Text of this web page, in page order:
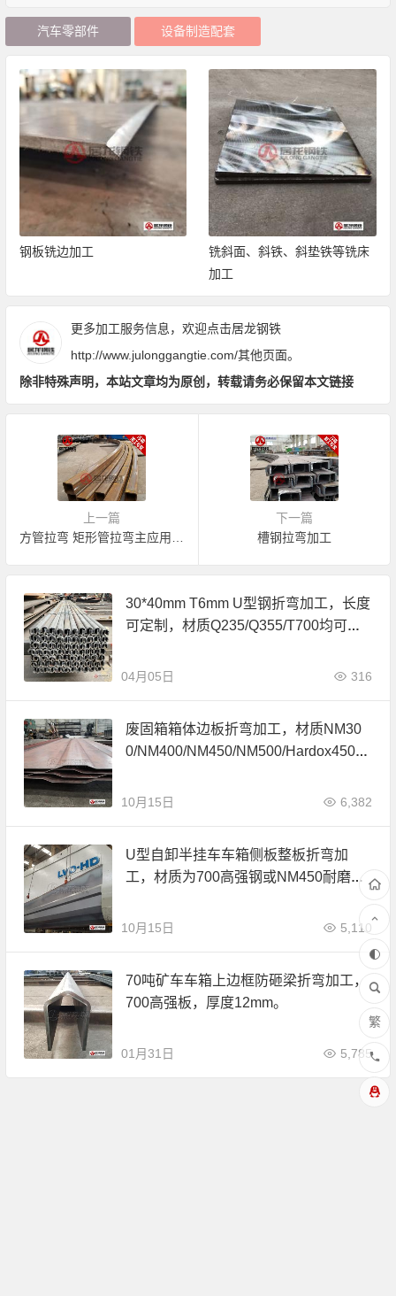
汽车零部件 设备制造配套
钢板铣边加工
铣斜面、斜铁、斜垫铁等铣床
加工
更多加工服务信息，欢迎点击居龙钢铁
http://www.julonggangtie.com/其他页面。
除非特殊声明，本站文章均为原创，转载请务必保留本文链接
上一篇
下一篇
槽钢拉弯加工
30*40mm T6mm U型钢折弯加工，长度
可定制，材质Q235/Q355/T700均可加
04月05日 316
废固箱箱体边板折弯加工，材质NM30
0/NM400/NM450/NM500/Hardox450耐
10月15日 6,382
U型自卸半挂车车箱侧板整板折弯加
工，材质为700高强钢或NM450耐磨
10月15日 5,110
70吨矿车车箱上边框防砸梁折弯加工，
700高强板，厚度12mm。
01月31日 5,785
繁